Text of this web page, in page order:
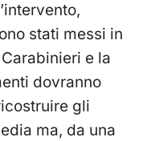
stati messi in
e la
dovranno
gli
ma, da una